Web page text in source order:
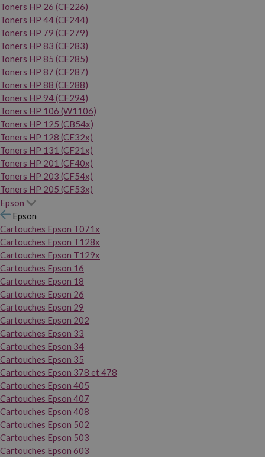
Toners HP 26 (CF226)
Toners HP 44 (CF244)
Toners HP 79 (CF279)
Toners HP 83 (CF283)
Toners HP 85 (CE285)
Toners HP 87 (CF287)
Toners HP 88 (CE288)
Toners HP 94 (CF294)
Toners HP 106 (W1106)
Toners HP 125 (CB54x)
Toners HP 128 (CE32x)
Toners HP 131 (CF21x)
Toners HP 201 (CF40x)
Toners HP 203 (CF54x)
Toners HP 205 (CF53x)
Epson
Epson
Cartouches Epson T071x
Cartouches Epson T128x
Cartouches Epson T129x
Cartouches Epson 16
Cartouches Epson 18
Cartouches Epson 26
Cartouches Epson 29
Cartouches Epson 202
Cartouches Epson 33
Cartouches Epson 34
Cartouches Epson 35
Cartouches Epson 378 et 478
Cartouches Epson 405
Cartouches Epson 407
Cartouches Epson 408
Cartouches Epson 502
Cartouches Epson 503
Cartouches Epson 603